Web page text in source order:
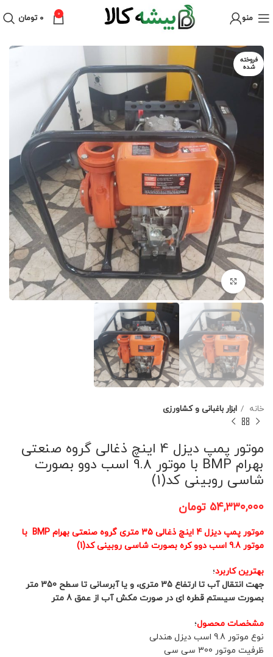
منو 0 ۰ تومان
فروخته
شده
برای بزرگنمایی کلیک کنید
خانه ابزار باغبانی و کشاورزی
موتور پمپ دیزل 4 اینچ ذغالی گروه صنعتی
بهرام BMP با موتور 9.8 اسب دوو بصورت
شاسی روبینی کد(1)
۵۴,۳۳۰,۰۰۰ تومان
موتور پمپ دیزل 4 اینچ ذغالی 35 متری گروه صنعتی بهرام BMP با
موتور 9.8 اسب دوو کره بصورت شاسی روبینی کد(1)
بهترین کاربرد؛
جهت انتقال آب تا ارتفاع 35 متری، و یا آبرسانی تا سطح 350 متر
بصورت سیستم قطره ای در صورت مکش آب از عمق 8 متر
مشخصات محصول؛
نوع موتور 9.8 اسب دیزل هندلی
ظرفیت موتور 300 سی سی